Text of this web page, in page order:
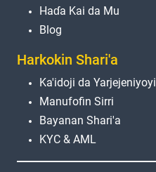
Haɗa Kai da Mu
Blog
Harkokin Shari'a
Ka'idoji da Yarjejeniyoyi
Manufofin Sirri
Bayanan Shari'a
KYC & AML